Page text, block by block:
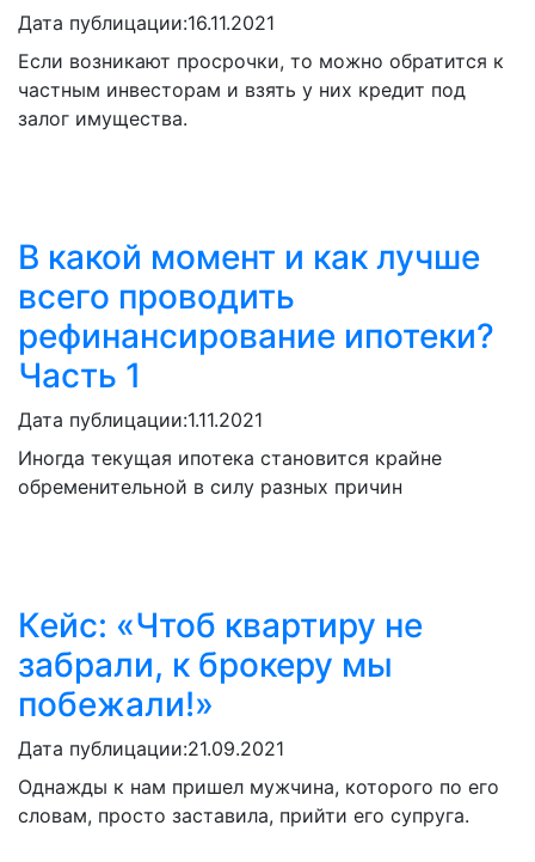
Дата публицации:16.11.2021
Если возникают просрочки, то можно обратится к
частным инвесторам и взять у них кредит под
залог имущества.
В какой момент и как лучше
всего проводить
рефинансирование ипотеки?
Часть 1
Дата публицации:1.11.2021
Иногда текущая ипотека становится крайне
обременительной в силу разных причин
Кейс: «Чтоб квартиру не
забрали, к брокеру мы
побежали!»
Дата публицации:21.09.2021
Однажды к нам пришел мужчина, которого по его
словам, просто заставила, прийти его супруга.